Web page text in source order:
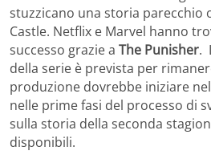
stuzzicano una storia parecchio
Castle. Netflix e Marvel hanno
successo grazie a The Punisher.
della serie è prevista per
produzione dovrebbe iniziare
nelle prime fasi del processo di
sulla storia della seconda
disponibili.